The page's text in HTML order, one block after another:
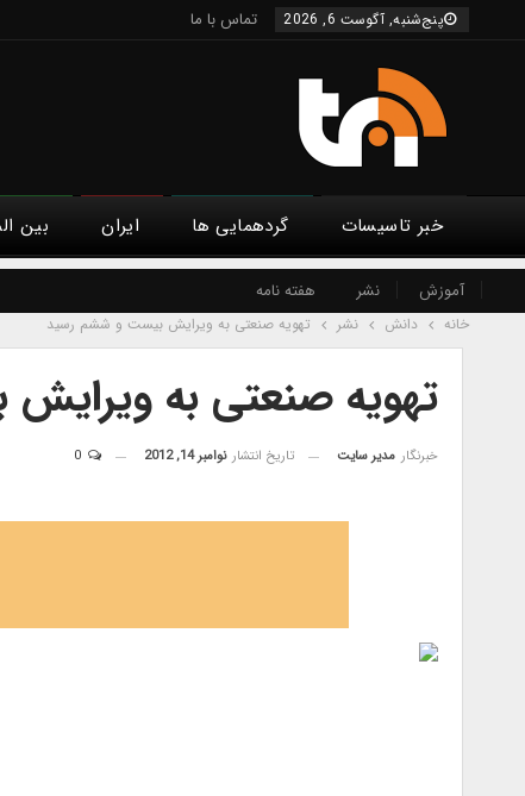
پنج‌شنبه, آگوست 6, 2026 تماس با ما
خبر تاسیسات گردهمایی ها ایران بین
آموزش نشر هفته نامه
خانه دانش نشر تهویه صنعتی به ویرایش بیست و ششم رسید
تهویه صنعتی به
خبرنگار مدیر سایت تاریخ انتشار نوامبر 14, 2012